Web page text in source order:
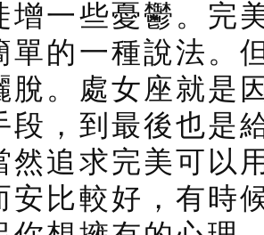
增一些憂鬱。完
單的一種說法。
脫。處女座就是
段，到最後也是
然追求完美可以
安比較好，有時